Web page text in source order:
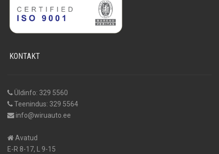
KONTAKT
Üldinfo: 329 5560
Teenindus: 329 5564
info@wiruauto.ee
Avatud
E-R 8-17, L 9-15